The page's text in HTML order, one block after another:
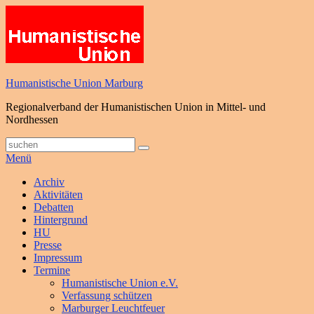
springen
Humanistische Union Marburg
Regionalverband der Humanistischen Union in Mittel- und
Nordhessen
Suche
nach:
Suchen
Menü
Primäres
Menü
Archiv
Aktivitäten
Debatten
Hintergrund
HU
Presse
Impressum
Termine
Humanistische Union e.V.
Verfassung schützen
Marburger Leuchtfeuer